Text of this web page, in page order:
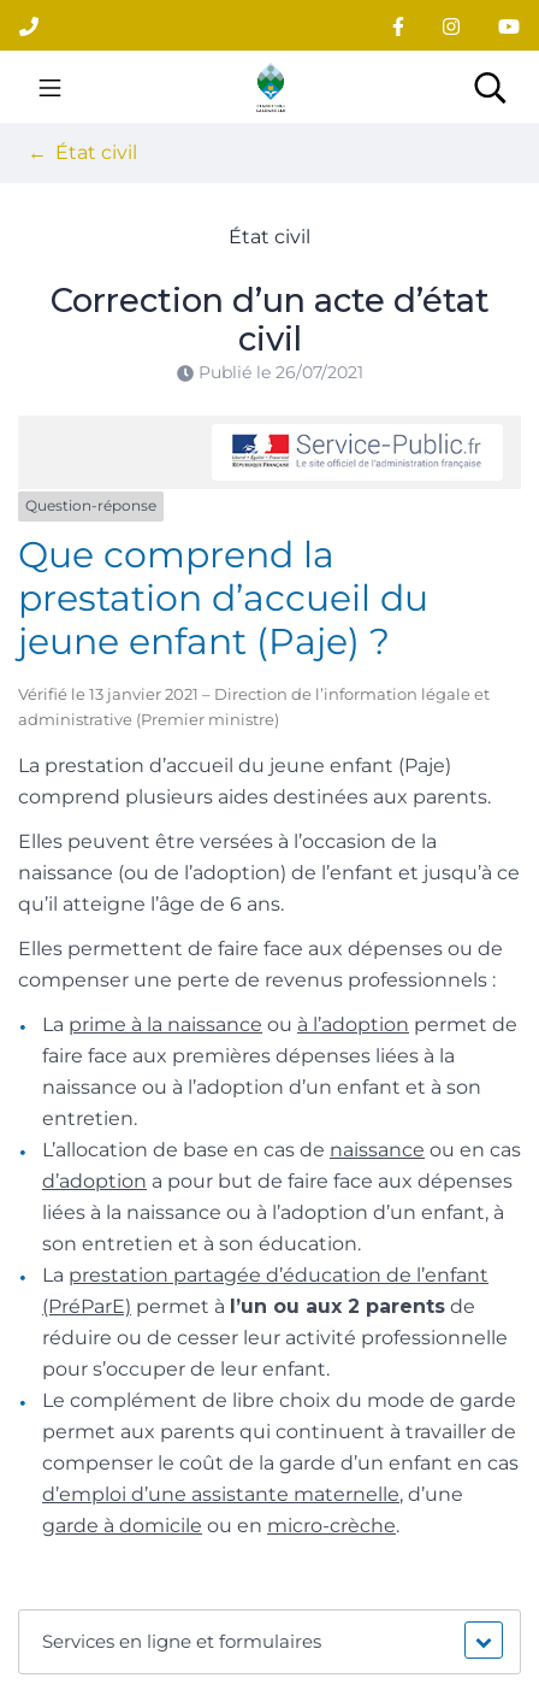
Aller
au
contenu
Site officiel du village
État civil
État civil
Correction d’un acte d’état
civil
Publié le 26/07/2021
Question-réponse
Que comprend la
prestation d’accueil du
jeune enfant (Paje) ?
Vérifié le 13 janvier 2021 – Direction de l’information légale et
administrative (Premier ministre)
La prestation d’accueil du jeune enfant (Paje)
comprend plusieurs aides destinées aux parents.
Elles peuvent être versées à l’occasion de la
naissance (ou de l’adoption) de l’enfant et jusqu’à ce
qu’il atteigne l’âge de 6 ans.
Elles permettent de faire face aux dépenses ou de
compenser une perte de revenus professionnels :
La prime à la naissance ou à l’adoption permet de
faire face aux premières dépenses liées à la
naissance ou à l’adoption d’un enfant et à son
entretien.
L’allocation de base en cas de naissance ou en cas
d’adoption a pour but de faire face aux dépenses
liées à la naissance ou à l’adoption d’un enfant, à
son entretien et à son éducation.
La prestation partagée d’éducation de l’enfant
(PréParE) permet à l’un ou aux 2 parents de
réduire ou de cesser leur activité professionnelle
pour s’occuper de leur enfant.
Le complément de libre choix du mode de garde
permet aux parents qui continuent à travailler de
compenser le coût de la garde d’un enfant en cas
d’emploi d’une assistante maternelle, d’une
garde à domicile ou en micro-crèche.
Services en ligne et formulaires